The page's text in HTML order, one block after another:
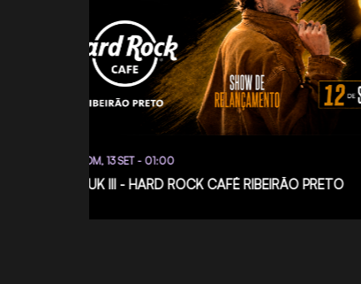
DOM, 13 SET - 01:00
FIUK III - HARD ROCK CAFÉ RIBEIRÃO PRETO